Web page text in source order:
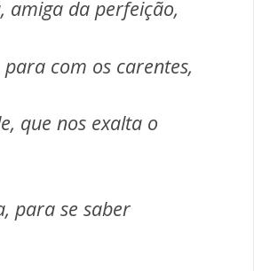
amiga da perfeição,
com os carentes,
que nos exalta o
para se saber